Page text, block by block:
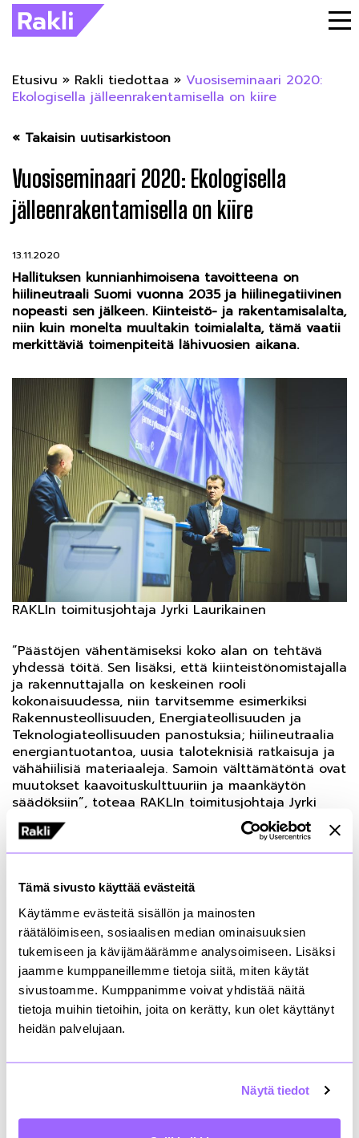
Tämä sivusto käyttää evästeitä
Käytämme evästeitä sisällön ja mainosten
räätälöimiseen, sosiaalisen median ominaisuuksien
tukemiseen ja kävijämäärämme analysoimiseen. Lisäksi
jaamme kumppaneillemme tietoja siitä, miten käytät
sivustoamme. Kumppanimme voivat yhdistää näitä
tietoja muihin tietoihin, joita on kerätty, kun olet käyttänyt
heidän palvelujaan.
Näytä tiedot
Etusivu » Rakli tiedottaa » Vuosiseminaari 2020:
Ekologisella jälleenrakentamisella on kiire
« Takaisin uutisarkistoon
Vuosiseminaari 2020: Ekologisella
jälleenrakentamisella on kiire
13.11.2020
Hallituksen kunnianhimoisena tavoitteena on
hiilineutraali Suomi vuonna 2035 ja hiilinegatiivinen
nopeasti sen jälkeen. Kiinteistö- ja rakentamisalalta,
niin kuin monelta muultakin toimialalta, tämä vaatii
merkittäviä toimenpiteitä lähivuosien aikana.
RAKLIn toimitusjohtaja Jyrki Laurikainen
”Päästöjen vähentämiseksi koko alan on tehtävä
yhdessä töitä. Sen lisäksi, että kiinteistönomistajalla
ja rakennuttajalla on keskeinen rooli
kokonaisuudessa, niin tarvitsemme esimerkiksi
Rakennusteollisuuden, Energiateollisuuden ja
Teknologiateollisuuden panostuksia; hiilineutraalia
energiantuotantoa, uusia taloteknisiä ratkaisuja ja
vähähiilisiä materiaaleja. Samoin välttämätöntä ovat
muutokset kaavoituskulttuuriin ja maankäytön
säädöksiin”, toteaa RAKLIn toimitusjohtaja Jyrki
Laurikainen.
Alan toimijoilta löytyy jo hienoja esimerkkejä
sitoutunut vähentämään kiinteistöjen
energiankulutukseen ja työtehtäviin liittyviä
päästöjä vähintään 30 prosenttia vuoden 2019
tasolta 2024 mennessä. Kokonaisuudessaan tavoite
on hiilineutraali Aalto vuonna 2030.
Otaniemen kampus oli mukana myös RAKLIn
vähähiilisyystiekartassa. Case-tapaus osoitti, että
päästöjä voidaan kustannustehokkaasti vähentää
että per käytetty neliö. Kymmenen vuoden aikana
kampuksen henkilömäärä oli kasvanut lähes 20
prosenttia, mutta tilat pienentyneet yli 2,5
prosenttia. ”Ohjenuoraksi antaisin päästöjen